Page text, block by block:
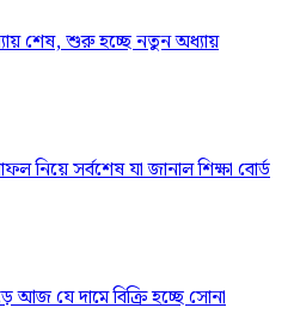
শেষ, শুরু হচ্ছে নতুন অধ্যায়
নিয়ে সর্বশেষ যা জানাল শিক্ষা বোর্ড
আজ যে দামে বিক্রি হচ্ছে সোনা